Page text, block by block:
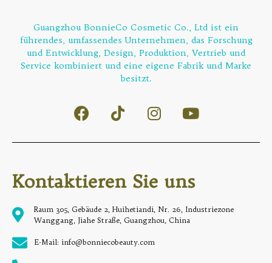
Guangzhou BonnieCo Cosmetic Co., Ltd ist ein
führendes, umfassendes Unternehmen, das Forschung
und Entwicklung, Design, Produktion, Vertrieb und
Service kombiniert und eine eigene Fabrik und Marke
besitzt.
Kontaktieren Sie uns
Raum 305, Gebäude 2, Huihetiandi, Nr. 26, Industriezone
Wanggang, Jiahe Straße, Guangzhou, China
E-Mail: info@bonniecobeauty.com